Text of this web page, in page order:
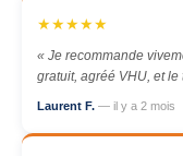
★★★★★
« Je recommande
gratuit, agréé VHU, et
Laurent F. — il y a 2 mois